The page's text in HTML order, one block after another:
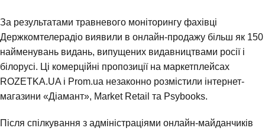
За результатами травневого моніторингу фахівці
Держкомтелерадіо виявили в онлайн-продажу більш як 150
найменувань видань, випущених видавництвами росії і
білорусі. Ці комерційні пропозиції на маркетплейсах
ROZETKA.UA і Prom.ua незаконно розмістили інтернет-
магазини «Діамант», Market Retail та Psybooks.
Після спілкування з адміністраціями онлайн-майданчиків